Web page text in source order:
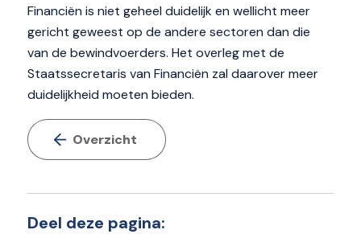
Financiën is niet geheel duidelijk en wellicht meer
gericht geweest op de andere sectoren dan die
van de bewindvoerders. Het overleg met de
Staatssecretaris van Financiën zal daarover meer
duidelijkheid moeten bieden.
Overzicht
Deel deze pagina: